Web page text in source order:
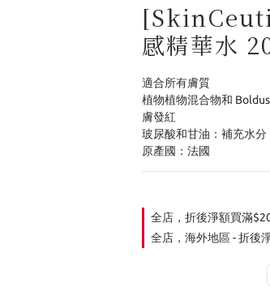
感精華水
適合所有膚質
植物植物混合物和
膚發紅
玻尿酸和甘油：補充水分
原產國：法國
全店，折後淨額買滿
全店，海外地區 - 折後